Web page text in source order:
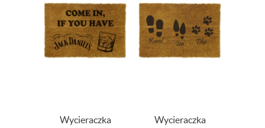
Wycieraczka
Wycieraczka